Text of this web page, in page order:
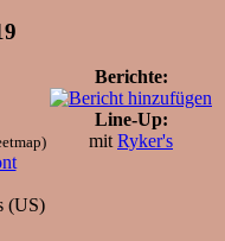
Berichte:
Line-Up:
mit Ryker's
(US)